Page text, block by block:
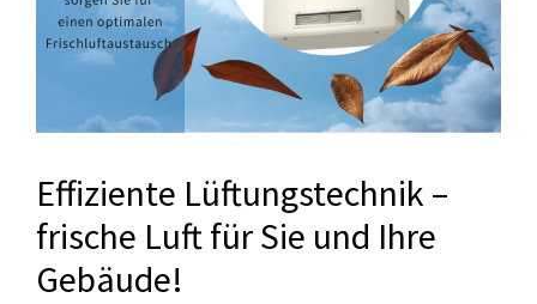
Effiziente Lüftungstechnik –
frische Luft für Sie und Ihre
Gebäude!